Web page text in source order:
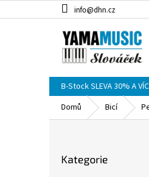
na
info@dhn.cz
B-Stock SLEVA 30% A
Domů
Bicí
kategorie
Kategorie